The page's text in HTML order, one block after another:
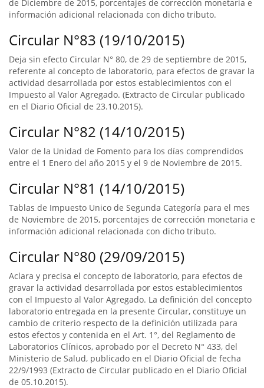
de Diciembre de 2015, porcentajes de corrección monetaria e
información adicional relacionada con dicho tributo.
Circular N°83 (19/10/2015)
Deja sin efecto Circular N° 80, de 29 de septiembre de 2015,
referente al concepto de laboratorio, para efectos de gravar la
actividad desarrollada por estos establecimientos con el
Impuesto al Valor Agregado. (Extracto de Circular publicado
en el Diario Oficial de 23.10.2015).
Circular N°82 (14/10/2015)
Valor de la Unidad de Fomento para los días comprendidos
entre el 1 Enero del año 2015 y el 9 de Noviembre de 2015.
Circular N°81 (14/10/2015)
Tablas de Impuesto Unico de Segunda Categoría para el mes
de Noviembre de 2015, porcentajes de corrección monetaria e
información adicional relacionada con dicho tributo.
Circular N°80 (29/09/2015)
Aclara y precisa el concepto de laboratorio, para efectos de
gravar la actividad desarrollada por estos establecimientos
con el Impuesto al Valor Agregado. La definición del concepto
laboratorio entregada en la presente Circular, constituye un
cambio de criterio respecto de la definición utilizada para
estos efectos y contenida en el Art. 1°, del Reglamento de
Laboratorios Clínicos, aprobado por el Decreto N° 433, del
Ministerio de Salud, publicado en el Diario Oficial de fecha
22/9/1993 (Extracto de Circular publicado en el Diario Oficial
de 05.10.2015).